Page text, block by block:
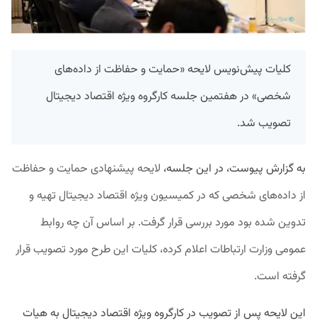
کلیات پیش‌نویس لایحه «حمایت و حفاظت از داده‌های
شخصی» در هفتمین جلسه کارگروه ویژه اقتصاد دیجیتال
تصویب شد.
به گزارش پیوست، در این جلسه، لایحه پیشنهادی حمایت و حفاظت
از داده‌های شخصی که در کمیسیون ویژه اقتصاد دیجیتال تهیه و
تدوین شده بود مورد بررسی قرار گرفت. بر اساس آن چه روابط
عمومی وزارت ارتباطات اعلام کرده، کلیات این طرح مورد تصویب قرار
گرفته است.
این لایحه پس از تصویب در کارگروه ویژه اقتصاد دیجیتال به هیات